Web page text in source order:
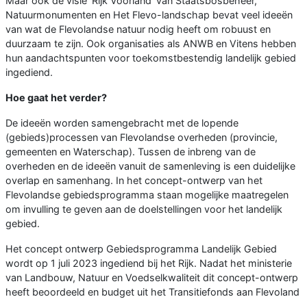
Natuurmonumenten en Het Flevo-landschap bevat veel ideeën
van wat de Flevolandse natuur nodig heeft om robuust en
duurzaam te zijn. Ook organisaties als ANWB en Vitens hebben
hun aandachtspunten voor toekomstbestendig landelijk gebied
ingediend.
Hoe gaat het verder?
De ideeën worden samengebracht met de lopende
(gebieds)processen van Flevolandse overheden (provincie,
gemeenten en Waterschap). Tussen de inbreng van de
overheden en de ideeën vanuit de samenleving is een duidelijke
overlap en samenhang. In het concept-ontwerp van het
Flevolandse gebiedsprogramma staan mogelijke maatregelen
om invulling te geven aan de doelstellingen voor het landelijk
gebied.
Het concept ontwerp Gebiedsprogramma Landelijk Gebied
wordt op 1 juli 2023 ingediend bij het Rijk. Nadat het ministerie
van Landbouw, Natuur en Voedselkwaliteit dit concept-ontwerp
heeft beoordeeld en budget uit het Transitiefonds aan Flevoland